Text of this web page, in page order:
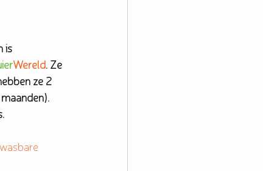
is
Wereld. Ze
ze 2